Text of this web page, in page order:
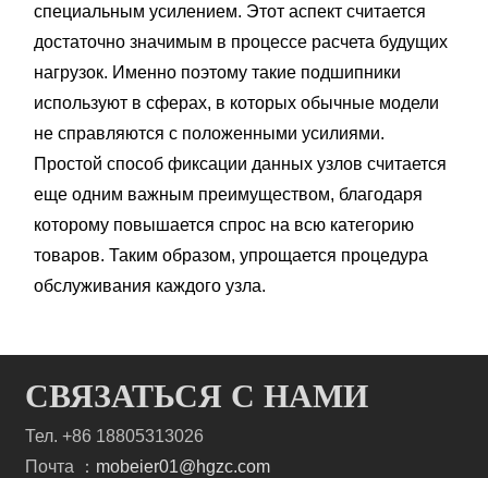
специальным усилением. Этот аспект считается
достаточно значимым в процессе расчета будущих
нагрузок. Именно поэтому такие подшипники
используют в сферах, в которых обычные модели
не справляются с положенными усилиями.
Простой способ фиксации данных узлов считается
еще одним важным преимуществом, благодаря
которому повышается спрос на всю категорию
товаров. Таким образом, упрощается процедура
обслуживания каждого узла.
СВЯЗАТЬСЯ С НАМИ
Тел. +86 18805313026
Почта ： mobeier01@hgzc.com